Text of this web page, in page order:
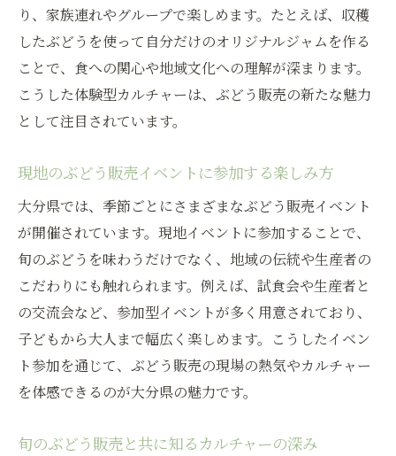
り、家族連れやグループで楽しめます。たとえば、収穫
したぶどうを使って自分だけのオリジナルジャムを作る
ことで、食への関心や地域文化への理解が深まります。
こうした体験型カルチャーは、ぶどう販売の新たな魅力
として注目されています。
現地のぶどう販売イベントに参加する楽しみ方
大分県では、季節ごとにさまざまなぶどう販売イベント
が開催されています。現地イベントに参加することで、
旬のぶどうを味わうだけでなく、地域の伝統や生産者の
こだわりにも触れられます。例えば、試食会や生産者と
の交流会など、参加型イベントが多く用意されており、
子どもから大人まで幅広く楽しめます。こうしたイベン
ト参加を通じて、ぶどう販売の現場の熱気やカルチャー
を体感できるのが大分県の魅力です。
旬のぶどう販売と共に知るカルチャーの深み